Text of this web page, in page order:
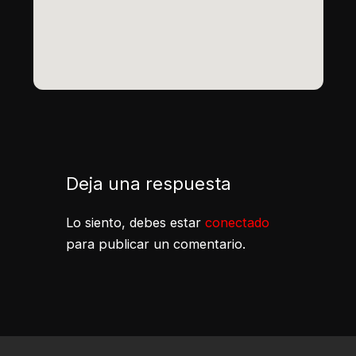
Deja una respuesta
Lo siento, debes estar conectado
para publicar un comentario.